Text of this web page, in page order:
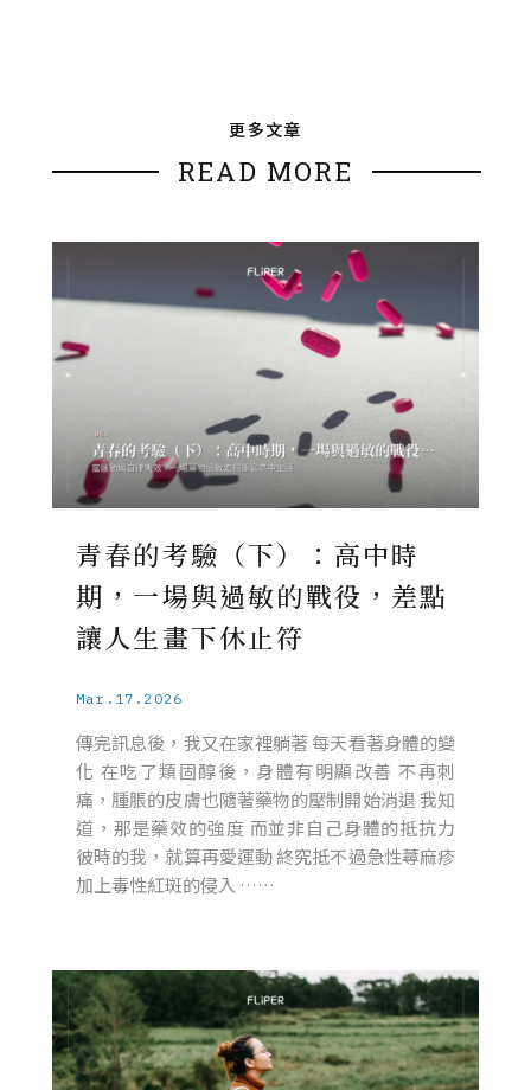
更多文章
READ MORE
青春的考驗（下）：高中時
期，一場與過敏的戰役，差點
讓人生畫下休止符
Mar.17.2026
傳完訊息後，我又在家裡躺著 每天看著身體的變
化 在吃了類固醇後，身體有明顯改善 不再刺
痛，腫脹的皮膚也隨著藥物的壓制開始消退 我知
道，那是藥效的強度 而並非自己身體的抵抗力
彼時的我，就算再愛運動 終究抵不過急性蕁麻疹
加上毒性紅斑的侵入 ……